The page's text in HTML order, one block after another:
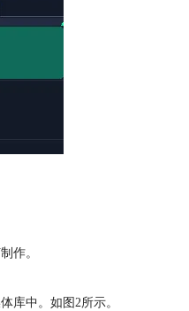
作。
库中。如图2所示。